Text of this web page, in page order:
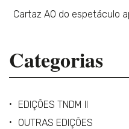
Cartaz A0 do espetáculo
Categorias
EDIÇÕES TNDM II
OUTRAS EDIÇÕES